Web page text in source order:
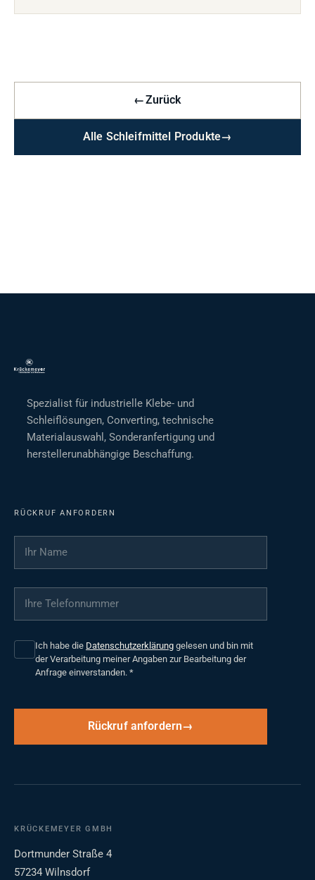
←Zurück
Alle Schleifmittel Produkte→
Spezialist für industrielle Klebe- und
Schleiflösungen, Converting, technische
Materialauswahl, Sonderanfertigung und
herstellerunabhängige Beschaffung.
RÜCKRUF ANFORDERN
Ihr Name
Ihre Telefonnummer
Ich habe die Datenschutzerklärung gelesen und bin mit
der Verarbeitung meiner Angaben zur Bearbeitung der
Anfrage einverstanden. *
Rückruf anfordern
KRÜCKEMEYER GMBH
Dortmunder Straße 4
57234 Wilnsdorf